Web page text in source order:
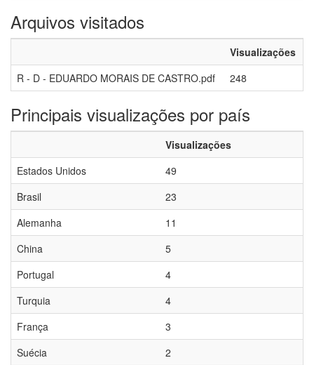
Arquivos visitados
Visualizações
R - D - EDUARDO MORAIS DE CASTRO.pdf
248
Principais visualizações por país
Visualizações
Estados Unidos
49
Brasil
23
Alemanha
11
China
5
Portugal
4
Turquia
4
França
3
Suécia
2